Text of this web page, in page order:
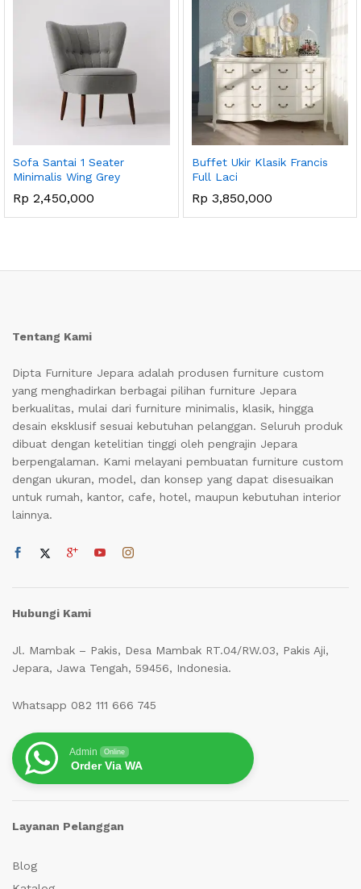
Sofa Santai 1 Seater
Minimalis Wing Grey
Rp 2,450,000
Buffet Ukir Klasik Francis
Full Laci
Rp 3,850,000
Tentang Kami
Dipta Furniture Jepara adalah produsen furniture custom
yang menghadirkan berbagai pilihan furniture Jepara
berkualitas, mulai dari furniture minimalis, klasik, hingga
desain eksklusif sesuai kebutuhan pelanggan. Seluruh produk
dibuat dengan ketelitian tinggi oleh pengrajin Jepara
berpengalaman. Kami melayani pembuatan furniture custom
dengan ukuran, model, dan konsep yang dapat disesuaikan
untuk rumah, kantor, cafe, hotel, maupun kebutuhan interior
lainnya.
Hubungi Kami
Jl. Mambak – Pakis, Desa Mambak RT.04/RW.03, Pakis Aji,
Jepara, Jawa Tengah, 59456, Indonesia.
Whatsapp 082 111 666 745
Admin Online
Order Via WA
Layanan Pelanggan
Blog